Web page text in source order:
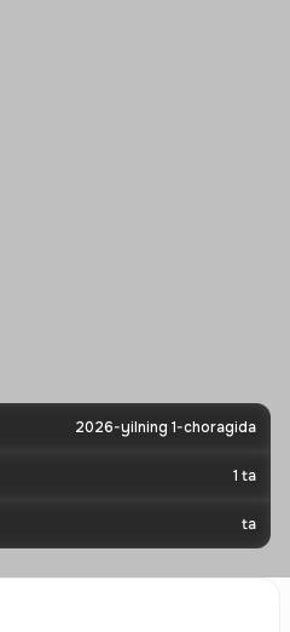
2026-yilning 1-choragida
1 ta
ta